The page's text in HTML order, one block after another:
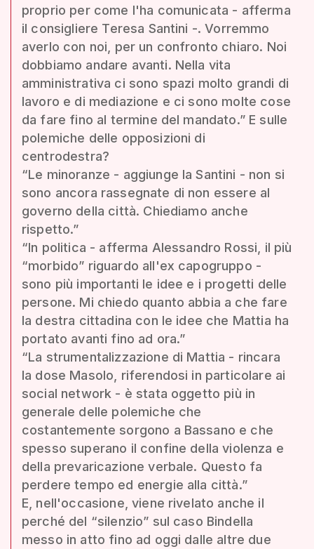
proprio per come l'ha comunicata - afferma
il consigliere Teresa Santini -. Vorremmo
averlo con noi, per un confronto chiaro. Noi
dobbiamo andare avanti. Nella vita
amministrativa ci sono spazi molto grandi di
lavoro e di mediazione e ci sono molte cose
da fare fino al termine del mandato.” E sulle
polemiche delle opposizioni di
centrodestra?
“Le minoranze - aggiunge la Santini - non si
sono ancora rassegnate di non essere al
governo della città. Chiediamo anche
rispetto.”
“In politica - afferma Alessandro Rossi, il più
“morbido” riguardo all'ex capogruppo -
sono più importanti le idee e i progetti delle
persone. Mi chiedo quanto abbia a che fare
la destra cittadina con le idee che Mattia ha
portato avanti fino ad ora.”
“La strumentalizzazione di Mattia - rincara
la dose Masolo, riferendosi in particolare ai
social network - è stata oggetto più in
generale delle polemiche che
costantemente sorgono a Bassano e che
spesso superano il confine della violenza e
della prevaricazione verbale. Questo fa
perdere tempo ed energie alla città.”
E, nell'occasione, viene rivelato anche il
perché del “silenzio” sul caso Bindella
messo in atto fino ad oggi dalle altre due